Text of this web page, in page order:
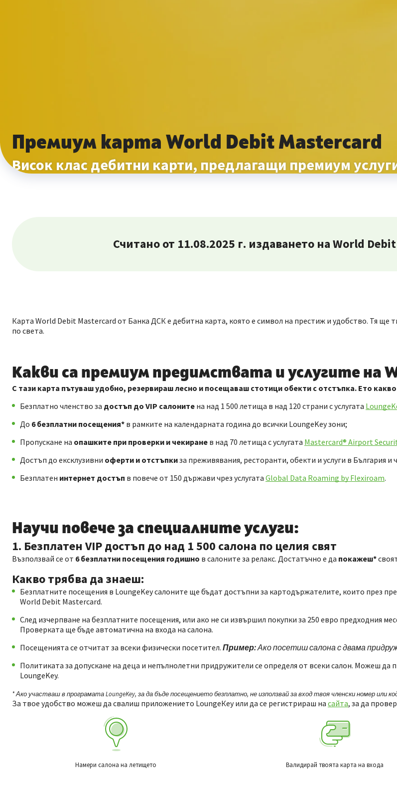
Премиум карта World Debit Mastercard
Висок клас дебитни карти, предлагащи премиум
Считано от 11.08.2025 г. издаването на World
Карта World Debit Mastercard от Банка ДСК е дебитна карта, която е символ на престиж и удобство. Тя ще
по света.
Какви са премиум предимствата и услугите на
С тази карта пътуваш удобно, резервираш лесно и посещаваш стотици обекти с отстъпка. Ето
Безплатно членство за достъп до VIP салоните на над 1 500 летища в над 120 страни с услугата
До 6 безплатни посещения* в рамките на календарната година до всички LoungeKey зони;
Пропускане на опашките при проверки и чекиране в над 70 летища с услугата Мastercard® Airport
Достъп до ексклузивни оферти и отстъпкиза преживявания, ресторанти, обекти и услуги в България и
Безплатен интернет достъп в повече от 150 държави чрез услугата Global Data Roaming by Flexiroam.
Научи повече за специалните услуги:
1. Безплатен VIP достъп до над 1 500 салона по целия свят
Възползвай се от 6 безплатни посещения годишно в салоните за релакс. Достатъчно е да покажеш*
Какво трябва да знаеш:
Безплатните посещения в LoungeKey салоните ще бъдат достъпни за картодържателите, които през
World Debit Mastercard.
След изчерпване на безплатните посещения, или ако не си извършил покупки за 250 eвро предходния
Проверката ще бъде автоматична на входа на салона.
Посещенията се отчитат за всеки физически посетител. Пример:Ако посетиш салона с двама
Политиката за допускане на деца и непълнолетни придружители се определя от всеки салон. Можеш
LoungeKey.
* Ако участваш в програмата LoungeKey, за да бъде посещението безплатно, не използвай за вход твоя членски номер или
За твое удобство можеш да свалиш приложението LoungeКey или да се регистрираш на сайта, за да
Намери салона на летището Валидирай твоята карта на входа